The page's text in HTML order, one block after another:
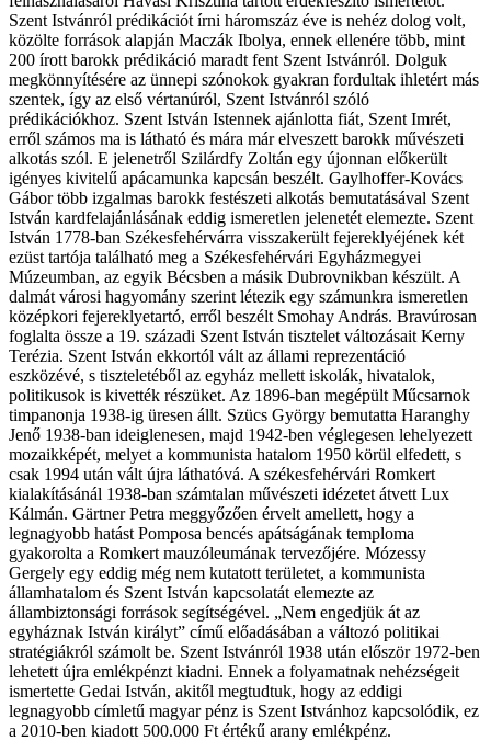
Szent Istvánról prédikációt írni háromszáz éve is nehéz dolog volt,
közölte források alapján Maczák Ibolya, ennek ellenére több, mint
200 írott barokk prédikáció maradt fent Szent Istvánról. Dolguk
megkönnyítésére az ünnepi szónokok gyakran fordultak ihletért más
szentek, így az első vértanúról, Szent Istvánról szóló
prédikációkhoz. Szent István Istennek ajánlotta fiát, Szent Imrét,
erről számos ma is látható és mára már elveszett barokk művészeti
alkotás szól. E jelenetről Szilárdfy Zoltán egy újonnan előkerült
igényes kivitelű apácamunka kapcsán beszélt. Gaylhoffer-Kovács
Gábor több izgalmas barokk festészeti alkotás bemutatásával Szent
István kardfelajánlásának eddig ismeretlen jelenetét elemezte. Szent
István 1778-ban Székesfehérvárra visszakerült fejereklyéjének két
ezüst tartója található meg a Székesfehérvári Egyházmegyei
Múzeumban, az egyik Bécsben a másik Dubrovnikban készült. A
dalmát városi hagyomány szerint létezik egy számunkra ismeretlen
középkori fejereklyetartó, erről beszélt Smohay András. Bravúrosan
foglalta össze a 19. századi Szent István tisztelet változásait Kerny
Terézia. Szent István ekkortól vált az állami reprezentáció
eszközévé, s tiszteletéből az egyház mellett iskolák, hivatalok,
politikusok is kivették részüket. Az 1896-ban megépült Műcsarnok
timpanonja 1938-ig üresen állt. Szücs György bemutatta Haranghy
Jenő 1938-ban ideiglenesen, majd 1942-ben véglegesen lehelyezett
mozaikképét, melyet a kommunista hatalom 1950 körül elfedett, s
csak 1994 után vált újra láthatóvá. A székesfehérvári Romkert
kialakításánál 1938-ban számtalan művészeti idézetet átvett Lux
Kálmán. Gärtner Petra meggyőzően érvelt amellett, hogy a
legnagyobb hatást Pomposa bencés apátságának temploma
gyakorolta a Romkert mauzóleumának tervezőjére. Mózessy
Gergely egy eddig még nem kutatott területet, a kommunista
államhatalom és Szent István kapcsolatát elemezte az
állambiztonsági források segítségével. „Nem engedjük át az
egyháznak István királyt” című előadásában a változó politikai
stratégiákról számolt be. Szent Istvánról 1938 után először 1972-ben
lehetett újra emlékpénzt kiadni. Ennek a folyamatnak nehézségeit
ismertette Gedai István, akitől megtudtuk, hogy az eddigi
legnagyobb címletű magyar pénz is Szent Istvánhoz kapcsolódik, ez
a 2010-ben kiadott 500.000 Ft értékű arany emlékpénz.